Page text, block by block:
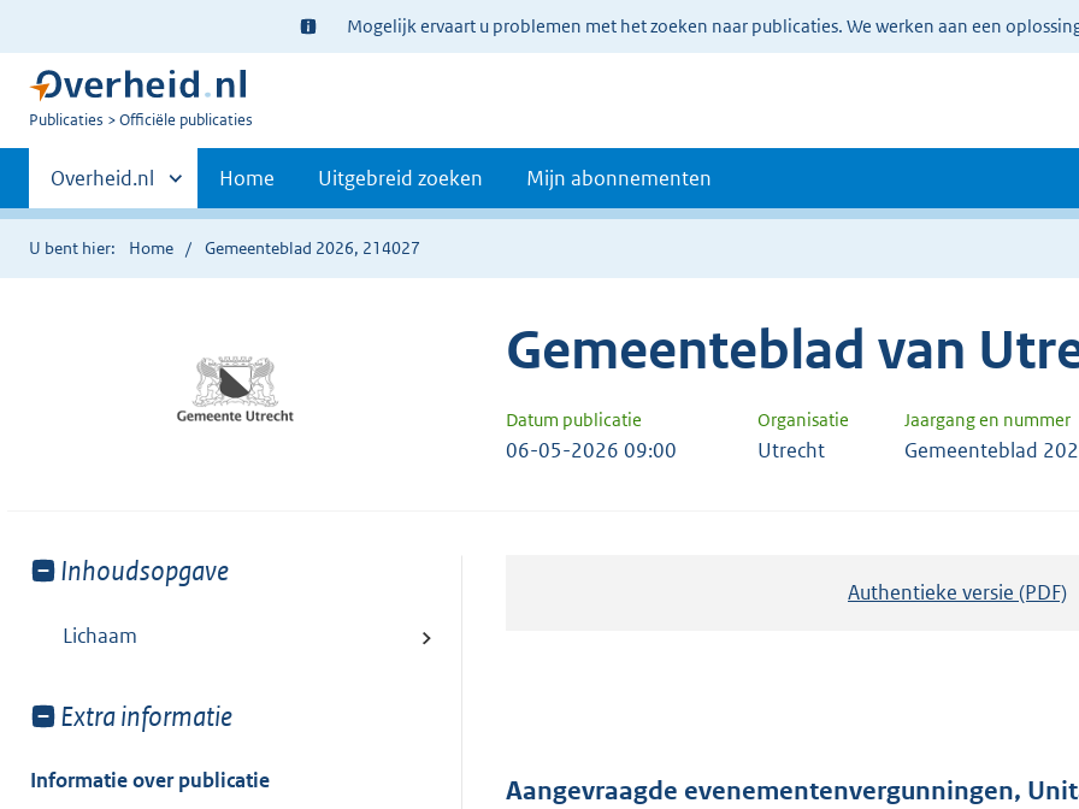
Ter
informatie:
Mogelijk ervaart u problemen met het zoeken naar publicaties. We werken aan een
U
Publicaties Officiële publicaties
Primaire
navigatie
Andere
sites
binnen
Overheid.nl Home Uitgebreid zoeken Mijn abonnementen
U bent hier: Home Gemeenteblad 2026, 214027
Gemeenteblad van
Datum publicatie Organisatie Jaargang en nummer
06-05-2026 09:00 Utrecht Gemeenteblad
Toon
van:
Inhoudsopgave
Lichaam
Toon
van:
Extra informatie
Informatie over publicatie
Authentieke versie (PDF)
d
Aangevraagde evenementenvergunningen,